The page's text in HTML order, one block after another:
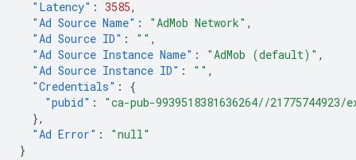
"Latency" : 3585,
"Ad Source Name" : "AdMob Network" ,
"Ad Source ID" : "" ,
"Ad Source Instance Name" : "AdMob (default)" ,
"Ad Source Instance ID" : "" ,
"Credentials" :
{
"pubid" :
"ca-pub-9939518381636264//
},
"Ad Error" :
"null"
}